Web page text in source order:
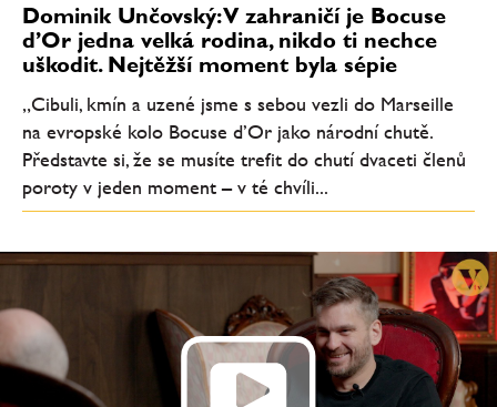
Dominik Unčovský: V zahraničí je Bocuse
d’Or jedna velká rodina, nikdo ti nechce
uškodit. Nejtěžší moment byla sépie
„Cibuli, kmín a uzené jsme s sebou vezli do Marseille
na evropské kolo Bocuse d’Or jako národní chutě.
Představte si, že se musíte trefit do chutí dvaceti členů
poroty v jeden moment – v té chvíli...